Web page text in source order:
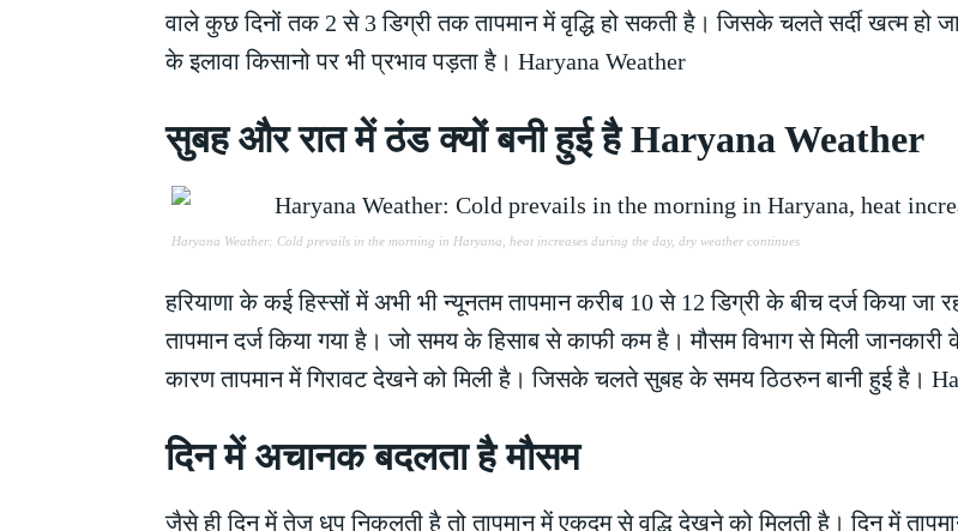
वाले कुछ दिनों तक 2 से 3 डिग्री तक तापमान में वृद्धि हो सकती है। जिसके चलते सर्दी खत्म हो
के इलावा किसानो पर भी प्रभाव पड़ता है। Haryana Weather
सुबह और रात में ठंड क्यों बनी हुई है Haryana Weather
Haryana Weather: Cold prevails in the morning in Haryana, heat increases during the day, dry weather continues
हरियाणा के कई हिस्सों में अभी भी न्यूनतम तापमान करीब 10 से 12 डिग्री के बीच दर्ज किया
तापमान दर्ज किया गया है। जो समय के हिसाब से काफी कम है। मौसम विभाग से मिली
कारण तापमान में गिरावट देखने को मिली है। जिसके चलते सुबह के समय ठिठरुन बानी हुई है।
दिन में अचानक बदलता है मौसम
जैसे ही दिन में तेज धुप निकलती है तो तापमान में एकदम से वृद्धि देखने को मिलती है। दिन में